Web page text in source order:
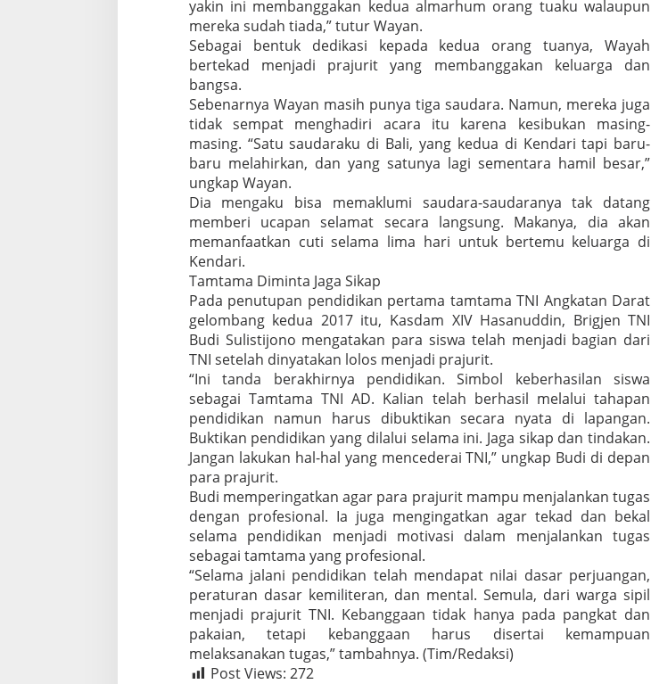
yakin ini membanggakan kedua almarhum orang tuaku walaupun
mereka sudah tiada,” tutur Wayan.
Sebagai bentuk dedikasi kepada kedua orang tuanya, Wayah
bertekad menjadi prajurit yang membanggakan keluarga dan
bangsa.
Sebenarnya Wayan masih punya tiga saudara. Namun, mereka juga
tidak sempat menghadiri acara itu karena kesibukan masing-
masing. “Satu saudaraku di Bali, yang kedua di Kendari tapi baru-
baru melahirkan, dan yang satunya lagi sementara hamil besar,”
ungkap Wayan.
Dia mengaku bisa memaklumi saudara-saudaranya tak datang
memberi ucapan selamat secara langsung. Makanya, dia akan
memanfaatkan cuti selama lima hari untuk bertemu keluarga di
Kendari.
Tamtama Diminta Jaga Sikap
Pada penutupan pendidikan pertama tamtama TNI Angkatan Darat
gelombang kedua 2017 itu, Kasdam XIV Hasanuddin, Brigjen TNI
Budi Sulistijono mengatakan para siswa telah menjadi bagian dari
TNI setelah dinyatakan lolos menjadi prajurit.
“Ini tanda berakhirnya pendidikan. Simbol keberhasilan siswa
sebagai Tamtama TNI AD. Kalian telah berhasil melalui tahapan
pendidikan namun harus dibuktikan secara nyata di lapangan.
Buktikan pendidikan yang dilalui selama ini. Jaga sikap dan tindakan.
Jangan lakukan hal-hal yang mencederai TNI,” ungkap Budi di depan
para prajurit.
Budi memperingatkan agar para prajurit mampu menjalankan tugas
dengan profesional. Ia juga mengingatkan agar tekad dan bekal
selama pendidikan menjadi motivasi dalam menjalankan tugas
sebagai tamtama yang profesional.
“Selama jalani pendidikan telah mendapat nilai dasar perjuangan,
peraturan dasar kemiliteran, dan mental. Semula, dari warga sipil
menjadi prajurit TNI. Kebanggaan tidak hanya pada pangkat dan
pakaian, tetapi kebanggaan harus disertai kemampuan
melaksanakan tugas,” tambahnya. (Tim/Redaksi)
Post Views: 272